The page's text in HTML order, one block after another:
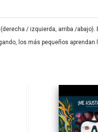
/ izquierda, arriba /
los más pequeños